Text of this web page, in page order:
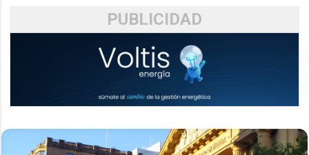
PUBLICIDAD